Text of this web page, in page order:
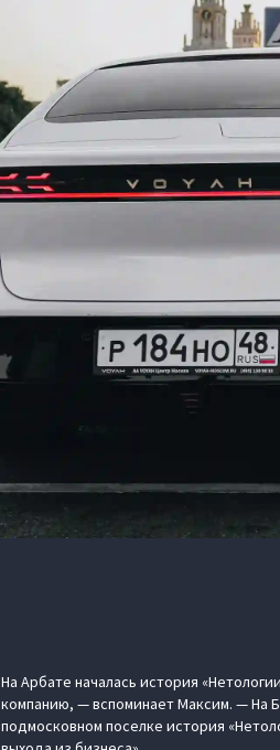
На Арбате началась история
компанию, — вспоминает Максим. — На
подмосковном поселке история